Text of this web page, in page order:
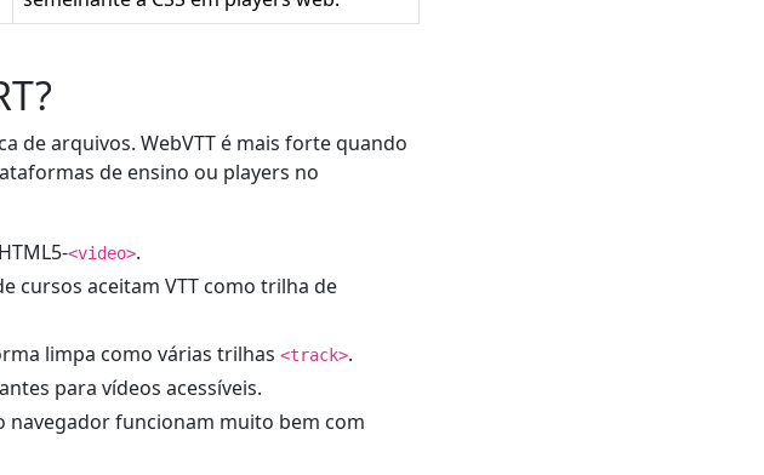
de arquivos. WebVTT é mais forte quando
de ensino ou players no
<video>.
cursos aceitam VTT como trilha de
limpa como várias trilhas <track>.
para vídeos acessíveis.
navegador funcionam muito bem com